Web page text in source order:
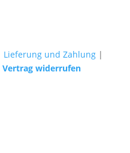
Lieferung und Zahlung|
Vertrag widerrufen